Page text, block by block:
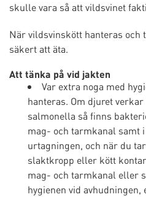
skulle vara så att vildsvinet
När vildsvinskött hanteras och
säkert att äta.
Att tänka på vid jakten
Var extra noga med
hanteras. Om djuret
salmonella så finns
mag- och tarmkanal samt
urtagningen, och när du
slaktkropp eller kött
mag- och tarmkanal eller
hygienen vid